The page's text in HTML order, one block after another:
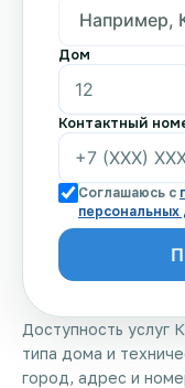
Доступность услуг
типа дома и
город, адрес и
Дом
Контактный
Соглашаюсь с
персональных